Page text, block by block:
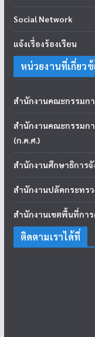
Social Network
แจ้งเรื่องร้องเรียน
หน่วยงานที่เกี่ยวข้
สำนักงานคณะกรรมก
สำนักงานคณะกรรมก
(ก.ค.ศ.)
สำนักงานศึกษาธิการ
สำนักงานปลัดกระทร
สำนักงานเขตพื้นที่กา
ติดตามเราได้ที่